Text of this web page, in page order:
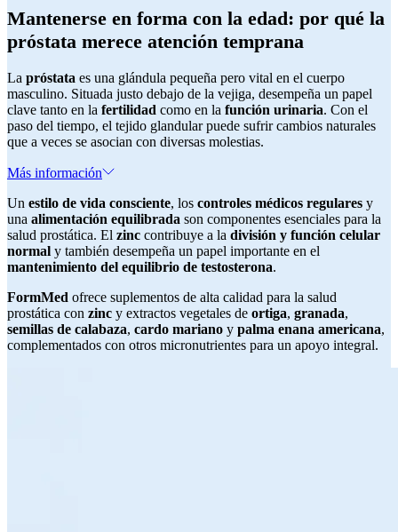
Mantenerse en forma con la edad: por qué la
próstata merece atención temprana
La próstata es una glándula pequeña pero vital en el cuerpo
masculino. Situada justo debajo de la vejiga, desempeña un papel
clave tanto en la fertilidad como en la función urinaria. Con el
paso del tiempo, el tejido glandular puede sufrir cambios naturales
que a veces se asocian con diversas molestias.
Más información
Un estilo de vida consciente, los controles médicos regulares y
una alimentación equilibrada son componentes esenciales para la
salud prostática. El zinc contribuye a la división y función celular
normal y también desempeña un papel importante en el
mantenimiento del equilibrio de testosterona.
FormMed ofrece suplementos de alta calidad para la salud
prostática con zinc y extractos vegetales de ortiga, granada,
semillas de calabaza, cardo mariano y palma enana americana,
complementados con otros micronutrientes para un apoyo integral.